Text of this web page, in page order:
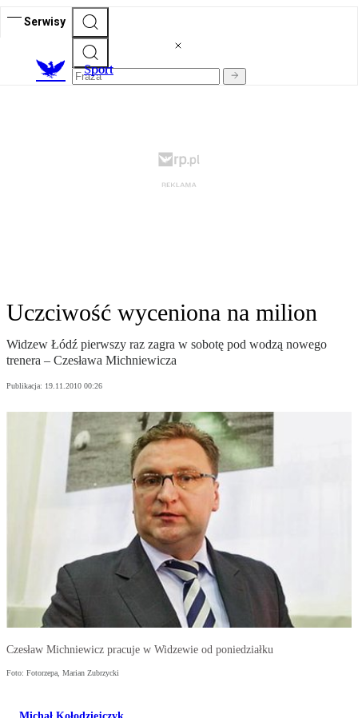
Serwisy
Sport
Uczciwość wyceniona na milion
Widzew Łódź pierwszy raz zagra w sobotę pod wodzą nowego
trenera – Czesława Michniewicza
Publikacja: 19.11.2010 00:26
Czesław Michniewicz pracuje w Widzewie od poniedziałku
Foto: Fotorzepa, Marian Zubrzycki